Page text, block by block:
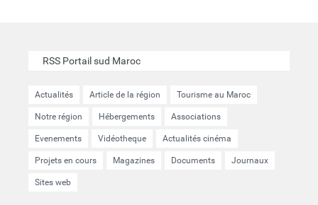
RSS Portail sud Maroc
Actualités Article de la région Tourisme au Maroc
Notre région Hébergements Associations
Evenements Vidéotheque Actualités cinéma
Projets en cours Magazines Documents Journaux
Sites web